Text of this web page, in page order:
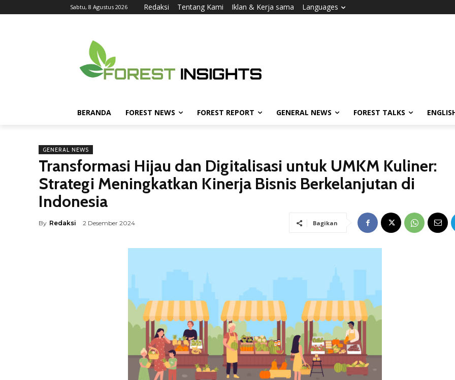
Sabtu, 8 Agustus 2026 Redaksi Tentang Kami Iklan & Kerja sama Languages
BERANDA FOREST NEWS FOREST REPORT GENERAL NEWS FOREST TALKS
GENERAL NEWS
Transformasi Hijau dan Digitalisasi untuk UMKM Kuliner:
Strategi Meningkatkan Kinerja Bisnis Berkelanjutan di
Indonesia
By Redaksi 2 Desember 2024 Bagikan